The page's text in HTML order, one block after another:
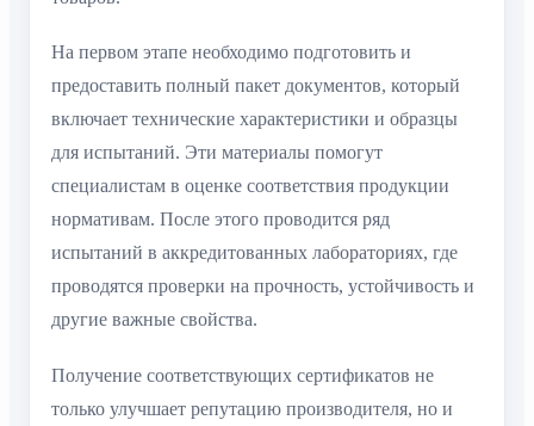
На первом этапе необходимо подготовить и
предоставить полный пакет документов, который
включает технические характеристики и образцы
для испытаний. Эти материалы помогут
специалистам в оценке соответствия продукции
нормативам. После этого проводится ряд
испытаний в аккредитованных лабораториях, где
проводятся проверки на прочность, устойчивость и
другие важные свойства.
Получение соответствующих сертификатов не
только улучшает репутацию производителя, но и